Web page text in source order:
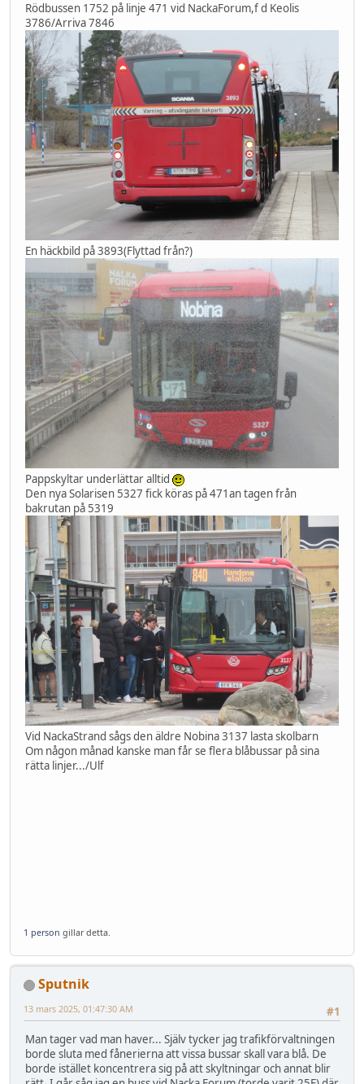
Rödbussen 1752 på linje 471 vid NackaForum,f d Keolis
3786/Arriva 7846
En häckbild på 3893(Flyttad från?)
Pappskyltar underlättar alltid
Den nya Solarisen 5327 fick köras på 471an tagen från
bakrutan på 5319
Vid NackaStrand sågs den äldre Nobina 3137 lasta skolbarn
Om någon månad kanske man får se flera blåbussar på sina
rätta linjer.../Ulf
1 person gillar detta.
Sputnik
#1
13 mars 2025, 01:47:30 AM
Man tager vad man haver... Själv tycker jag trafikförvaltningen
borde sluta med fånerierna att vissa bussar skall vara blå. De
borde istället koncentrera sig på att skyltningar och annat blir